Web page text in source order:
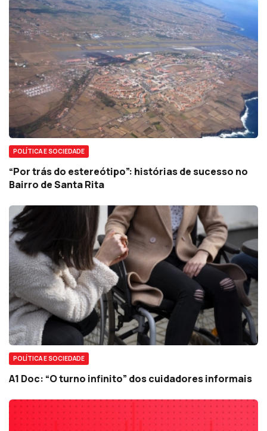
POLÍTICA E SOCIEDADE
“Por trás do estereótipo”: histórias de sucesso no
Bairro de Santa Rita
POLÍTICA E SOCIEDADE
A1 Doc: “O turno infinito” dos cuidadores informais